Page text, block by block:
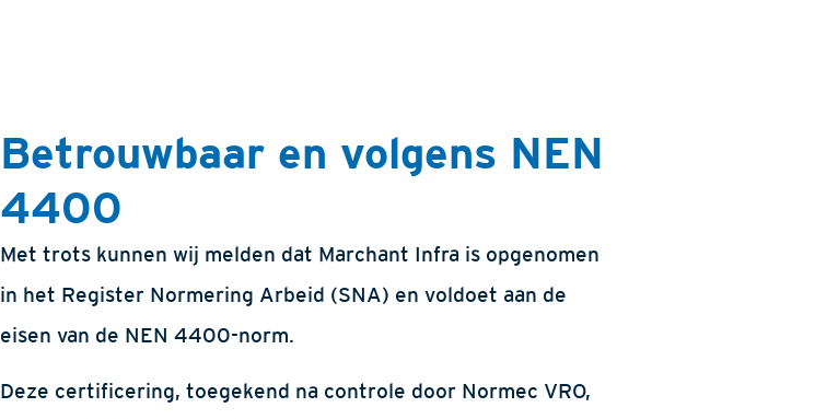
Betrouwbaar en volgens NEN
4400
Met trots kunnen wij melden dat Marchant Infra is opgenomen
in het Register Normering Arbeid (SNA) en voldoet aan de
eisen van de NEN 4400-norm.
Deze certificering, toegekend na controle door Normec VRO,